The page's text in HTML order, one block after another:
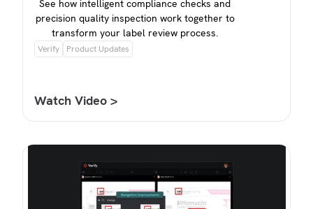
See how intelligent compliance checks and
precision quality inspection work together to
transform your label review process.
Verify Product Updates
Watch Video >